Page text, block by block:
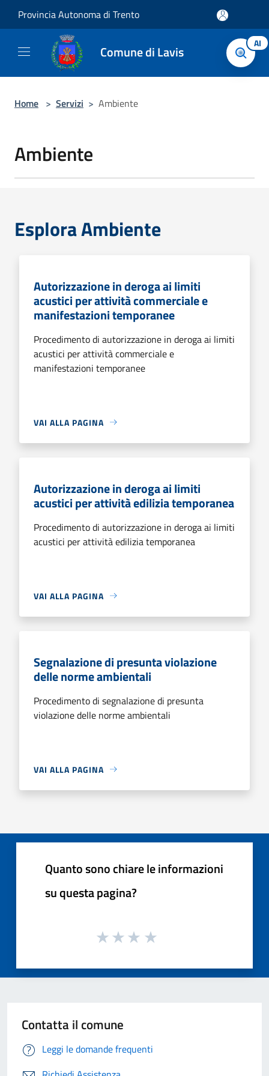
Provincia Autonoma di Trento
Comune di Lavis AI
Home > Servizi > Ambiente
Ambiente
Esplora Ambiente
Autorizzazione in deroga ai limiti
acustici per attività commerciale e
manifestazioni temporanee
Procedimento di autorizzazione in deroga ai limiti
acustici per attività commerciale e
manifestazioni temporanee
VAI ALLA PAGINA
Autorizzazione in deroga ai limiti
acustici per attività edilizia temporanea
Procedimento di autorizzazione in deroga ai limiti
acustici per attività edilizia temporanea
VAI ALLA PAGINA
Segnalazione di presunta violazione
delle norme ambientali
Procedimento di segnalazione di presunta
violazione delle norme ambientali
VAI ALLA PAGINA
Quanto sono chiare le informazioni
su questa pagina?
Contatta il comune
Leggi le domande frequenti